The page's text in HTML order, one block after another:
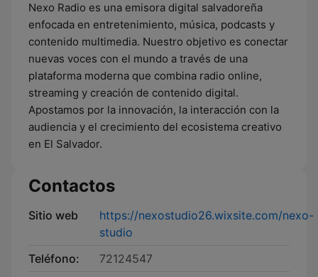
Nexo Radio es una emisora digital salvadoreña
enfocada en entretenimiento, música, podcasts y
contenido multimedia. Nuestro objetivo es conectar
nuevas voces con el mundo a través de una
plataforma moderna que combina radio online,
streaming y creación de contenido digital.
Apostamos por la innovación, la interacción con la
audiencia y el crecimiento del ecosistema creativo
en El Salvador.
Contactos
Sitio web
https://nexostudio26.wixsite.com/nexo-
studio
Teléfono:
72124547